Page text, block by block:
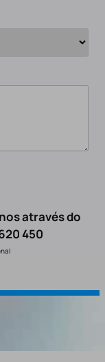
através do
450